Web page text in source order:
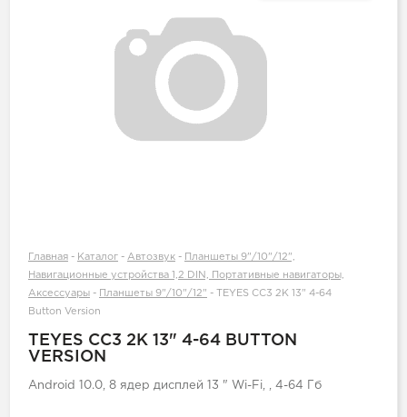
Главная - Каталог - Автозвук -
Планшеты 9"/10"/12",
Навигационные устройства 1,2 DIN, Портативные навигаторы,
Аксессуары - Планшеты 9"/10"/12" -
TEYES CC3 2K 13" 4-64
Button Version
TEYES CC3 2K 13" 4-64 BUTTON
VERSION
Android 10.0, 8 ядер дисплей 13 " Wi-Fi, , 4-64 Гб